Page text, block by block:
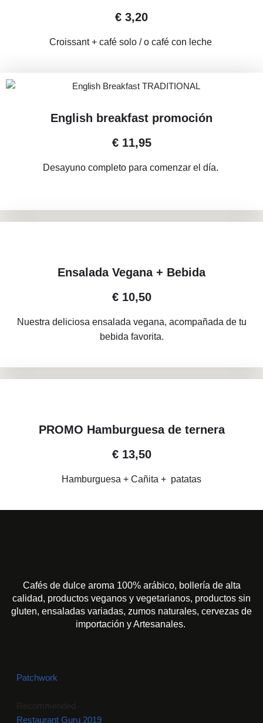
€ 3,20
Croissant + café solo / o café con leche
English breakfast promoción
€ 11,95
Desayuno completo para comenzar el día.
Ensalada Vegana + Bebida
€ 10,50
Nuestra deliciosa ensalada vegana, acompañada de tu
bebida favorita.
PROMO Hamburguesa de ternera
€ 13,50
Hamburguesa + Cañita + patatas
Cafés de dulce aroma 100% arábico, bollería de alta
calidad, productos veganos y vegetarianos, productos sin
gluten, ensaladas variadas, zumos naturales, cervezas de
importación y Artesanales.
Patchwork
Restaurant Guru 2019